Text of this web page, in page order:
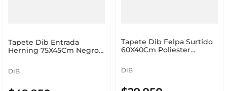
Tapete Dib Entrada
Herning 75X45Cm Negro
DIB
Tapete Dib Felpa Surtido
60X40Cm Poliester
DIB